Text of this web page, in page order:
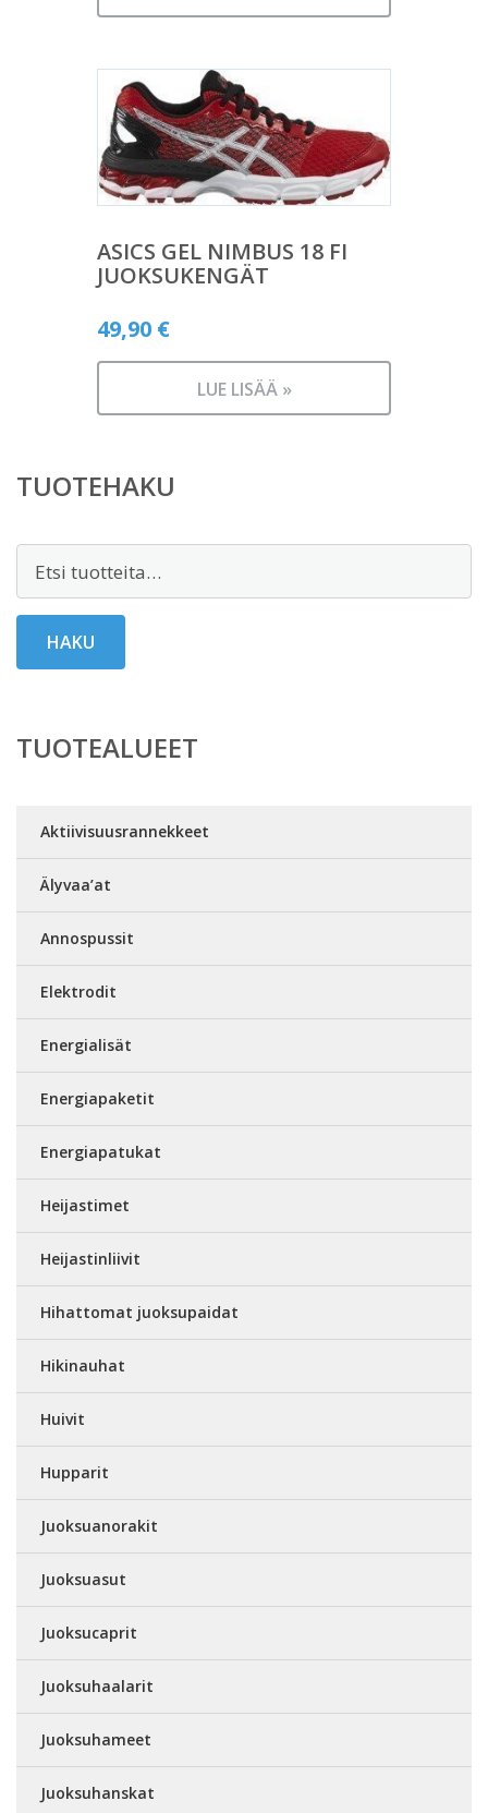
ASICS GEL NIMBUS 18 FI
JUOKSUKENGÄT
49,90 €
LUE LISÄÄ »
TUOTEHAKU
HAKU
TUOTEALUEET
Aktiivisuusrannekkeet
Älyvaa’at
Annospussit
Elektrodit
Energialisät
Energiapaketit
Energiapatukat
Heijastimet
Heijastinliivit
Hihattomat juoksupaidat
Hikinauhat
Huivit
Hupparit
Juoksuanorakit
Juoksuasut
Juoksucaprit
Juoksuhaalarit
Juoksuhameet
Juoksuhanskat